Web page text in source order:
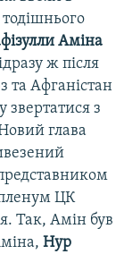
Аміна
ж після
та Афганістан
звертатися з
глава
пленум ЦК
Так, Амін був
Нур